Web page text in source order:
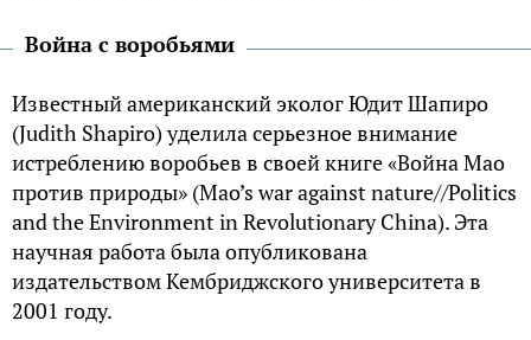
Война с воробьями
Известный американский эколог Юдит Шапиро
(Judith Shapiro) уделила серьезное внимание
истреблению воробьев в своей книге «Война Мао
против природы» (Mao’s war against nature//Politics
and the Environment in Revolutionary China). Эта
научная работа была опубликована
издательством Кембриджского университета в
2001 году.